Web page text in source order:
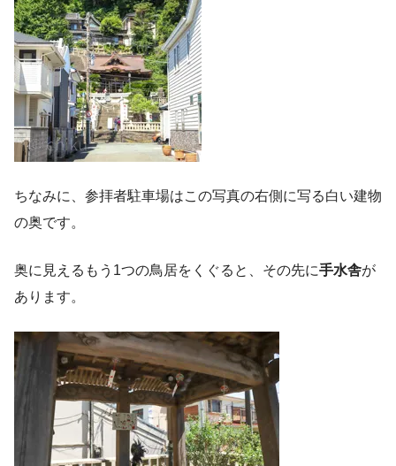
ちなみに、参拝者駐車場はこの写真の右側に写る白い建物
の奥です。
奥に見えるもう1つの鳥居をくぐると、その先に手水舎が
あります。